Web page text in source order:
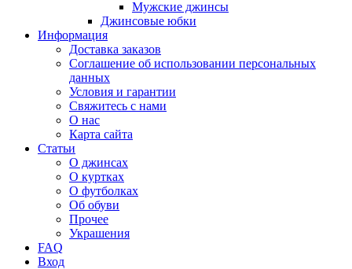
Мужские джинсы
Джинсовые юбки
Информация
Доставка заказов
Соглашение об использовании персональных
данных
Условия и гарантии
Свяжитесь с нами
О нас
Карта сайта
Статьи
О джинсах
О куртках
О футболках
Об обуви
Прочее
Украшения
FAQ
Вход